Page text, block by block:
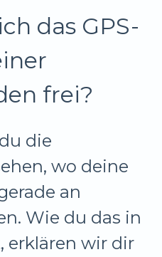
das GPS-
frei?
die
wo deine
an
Wie du das in
erklären wir dir